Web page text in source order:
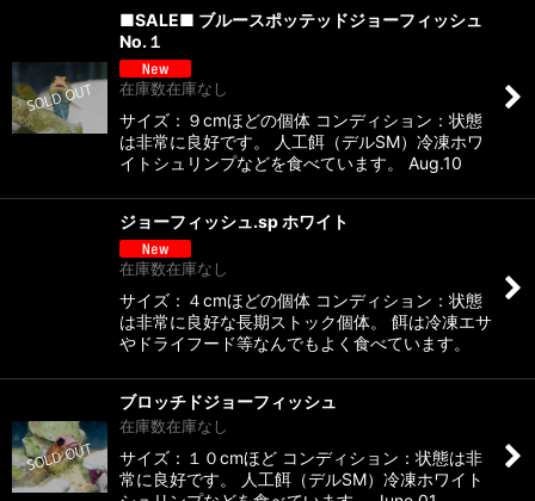
■SALE■ ブルースポッテッドジョーフィッシュ
No.１
在庫数在庫なし
サイズ：９cmほどの個体 コンディション：状態
は非常に良好です。 人工餌（デルSM）冷凍ホワ
イトシュリンプなどを食べています。 Aug.10
ジョーフィッシュ.sp ホワイト
在庫数在庫なし
サイズ：４cmほどの個体 コンディション：状態
は非常に良好な長期ストック個体。 餌は冷凍エサ
やドライフード等なんでもよく食べています。
ブロッチドジョーフィッシュ
在庫数在庫なし
サイズ：１０cmほど コンディション：状態は非
常に良好です。 人工餌（デルSM）冷凍ホワイト